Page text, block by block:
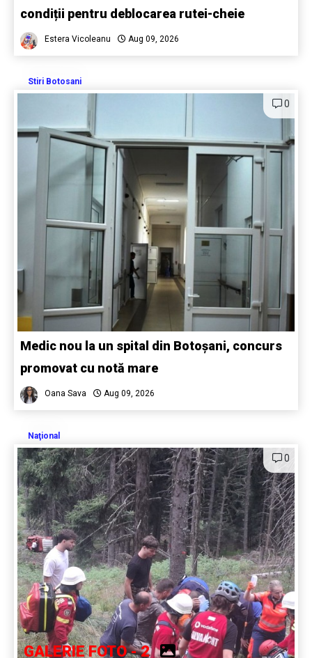
condiții pentru deblocarea rutei-cheie
Estera Vicoleanu Aug 09, 2026
Stiri Botosani
0
Medic nou la un spital din Botoșani, concurs
promovat cu notă mare
Oana Sava Aug 09, 2026
Naţional
0
GALERIE FOTO - 2